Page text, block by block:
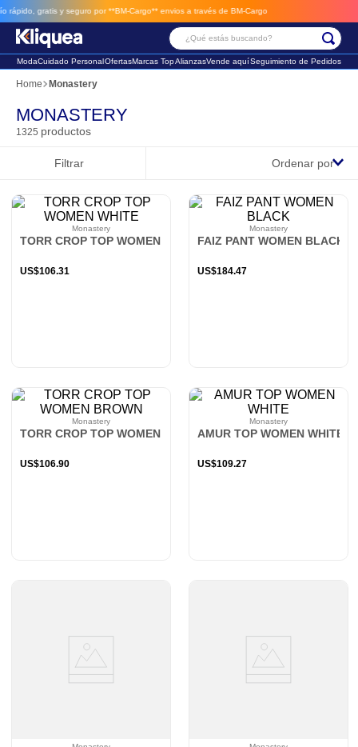
envios a través de BM-Cargo
¿Qué estás buscando?
ModaCuidado PersonalOfertasMarcas TopAlianzasVende aquíSeguimiento de Pedidos
Monastery
MONASTERY
1325 productos
Filtrar Ordenar por
Monastery
TORR CROP TOP WOMEN WHITE
US$106.31
Monastery
FAIZ PANT WOMEN BLACK
US$184.47
Monastery
TORR CROP TOP WOMEN BROWN
US$106.90
Monastery
AMUR TOP WOMEN WHITE
US$109.27
Términos Más Buscados
1 faldas
2. sandalia
futbol